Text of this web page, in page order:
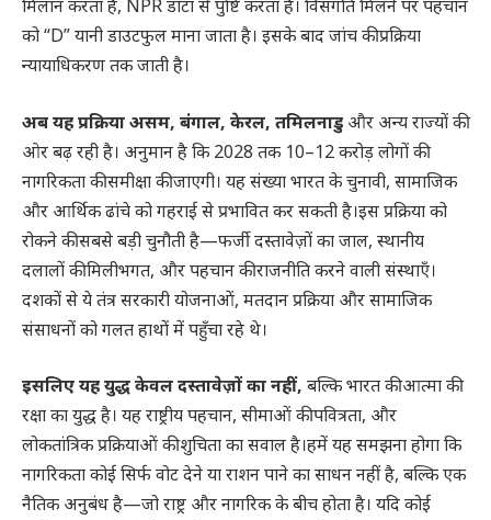
मिलान करता है, NPR डाटा से पुष्टि करता है। विसंगति मिलने पर पहचान
को “D” यानी डाउटफुल माना जाता है। इसके बाद जांच की प्रक्रिया
न्यायाधिकरण तक जाती है।
अब यह प्रक्रिया असम, बंगाल, केरल, तमिलनाडु और अन्य राज्यों की
ओर बढ़ रही है। अनुमान है कि 2028 तक 10–12 करोड़ लोगों की
नागरिकता की समीक्षा की जाएगी। यह संख्या भारत के चुनावी, सामाजिक
और आर्थिक ढांचे को गहराई से प्रभावित कर सकती है।इस प्रक्रिया को
रोकने की सबसे बड़ी चुनौती है—फर्जी दस्तावेज़ों का जाल, स्थानीय
दलालों की मिलीभगत, और पहचान की राजनीति करने वाली संस्थाएँ।
दशकों से ये तंत्र सरकारी योजनाओं, मतदान प्रक्रिया और सामाजिक
संसाधनों को गलत हाथों में पहुँचा रहे थे।
इसलिए यह युद्ध केवल दस्तावेज़ों का नहीं, बल्कि भारत की आत्मा की
रक्षा का युद्ध है। यह राष्ट्रीय पहचान, सीमाओं की पवित्रता, और
लोकतांत्रिक प्रक्रियाओं की शुचिता का सवाल है।हमें यह समझना होगा कि
नागरिकता कोई सिर्फ वोट देने या राशन पाने का साधन नहीं है, बल्कि एक
नैतिक अनुबंध है—जो राष्ट्र और नागरिक के बीच होता है। यदि कोई